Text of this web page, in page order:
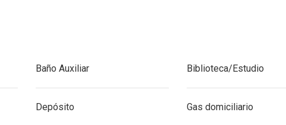
Baño Auxiliar Biblioteca/Estudio
Depósito Gas domiciliario